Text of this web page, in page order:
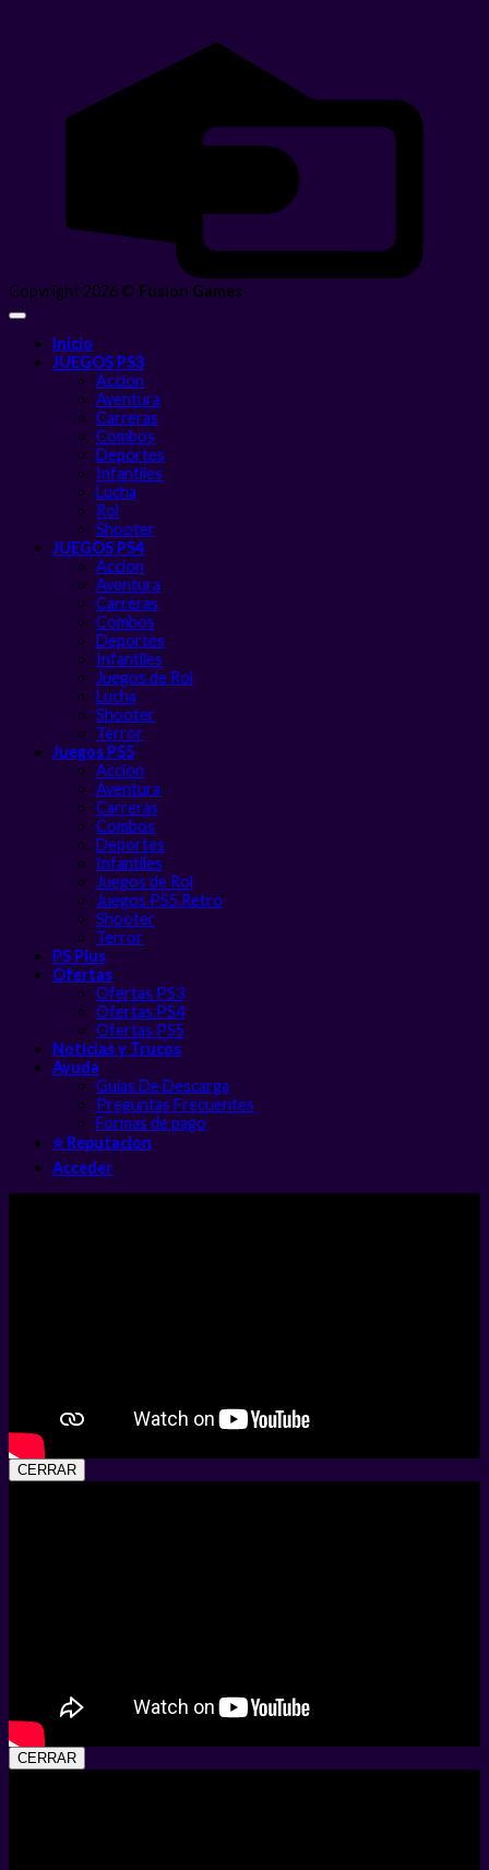
Copyright 2026 © Fusion Games
Inicio
JUEGOS PS3
Accion
Aventura
Carreras
Combos
Deportes
Infantiles
Lucha
Rol
Shooter
JUEGOS PS4
Accion
Aventura
Carreras
Combos
Deportes
Infantiles
Juegos de Rol
Lucha
Shooter
Terror
Juegos PS5
Accion
Aventura
Carreras
Combos
Deportes
Infantiles
Juegos de Rol
Juegos PS5 Retro
Shooter
Terror
PS Plus
Ofertas
Ofertas PS3
Ofertas PS4
Ofertas PS5
Noticias y Trucos
Ayuda
Guias De Descarga
Preguntas Frecuentes
Formas de pago
⭐ Reputacion
Acceder
CERRAR
CERRAR